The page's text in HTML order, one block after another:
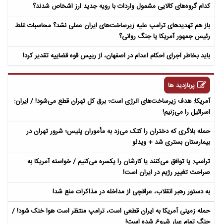
کدام گروه‌های کالایی مشمول واردات با رویه جدید ارز اشخاص شدند؟
باز هم تهدیدهای ترامپ علیه زیرساخت‌های ایران عملی نشد؟ محاسبات غلط
رئیس جمهور آمریکا یا جنگ روانی؟
باید بخاطر اجرای احکام اعدام در اصفهان، از رییس قوه قضاییه تقدیر کرد!
پربازدید ها
آمریکا: هدف زیرساخت‌های انرژی است؛ برق کل تهران قطع می‌شود! / ایران:
اسرائیل را می‌زنیم!
حمله بلاگری که دختران را کتک می‌زد به مأموران پلیس؛ شرور تهران در
بیمارستان بستری شد + ویدئو
ترامپ: یا توافق می‌کنند یا کارشان را یکسره می‌کنیم / خواسته آمریکا به
صراحت تغییر رژیم در ایران است!
به دستور رهبر انقلاب، عراقچی از مداخله در مذاکرات منع شد!
حمله زمینی آمریکا به ایران قطعی است، ترامپ منتظر است هوا خنک شود! /
جنگ تمام عیار شروع شده است!